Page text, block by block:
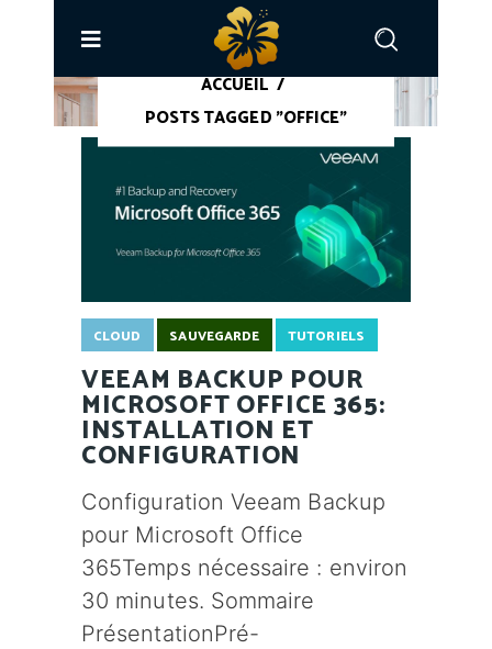
ACCUEIL /
POSTS TAGGED "OFFICE"
CLOUD SAUVEGARDE TUTORIELS
VEEAM BACKUP POUR
MICROSOFT OFFICE 365:
INSTALLATION ET
CONFIGURATION
Configuration Veeam Backup
pour Microsoft Office
365Temps nécessaire : environ
30 minutes. Sommaire
PrésentationPré-